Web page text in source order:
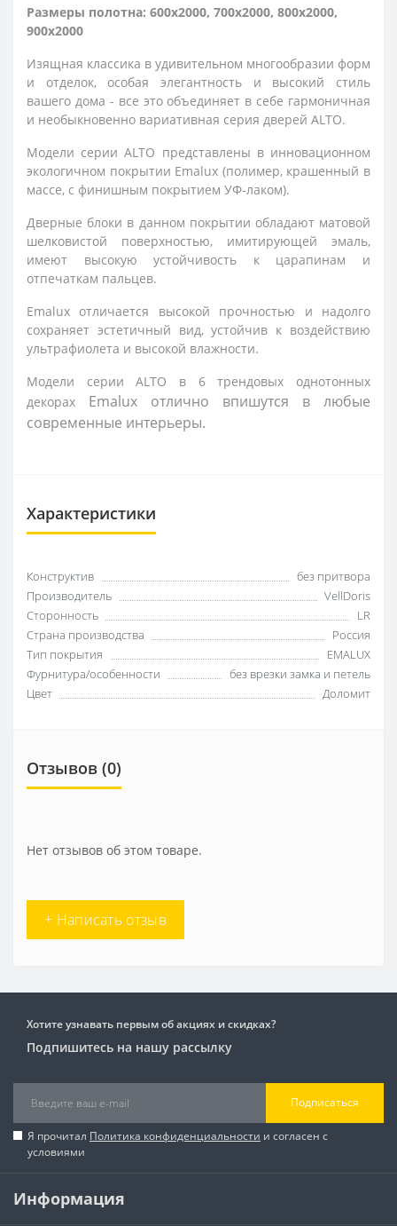
Размеры полотна: 600x2000, 700x2000, 800x2000,
900x2000
Изящная классика в удивительном многообразии форм
и отделок, особая элегантность и высокий стиль
вашего дома - все это объединяет в себе гармоничная
и необыкновенно вариативная серия дверей ALTO.
Модели серии ALTO представлены в инновационном
экологичном покрытии Emalux (полимер, крашенный в
массе, с финишным покрытием УФ-лаком).
Дверные блоки в данном покрытии обладают матовой
шелковистой поверхностью, имитирующей эмаль,
имеют высокую устойчивость к царапинам и
отпечаткам пальцев.
Emalux отличается высокой прочностью и надолго
сохраняет эстетичный вид, устойчив к воздействию
ультрафиолета и высокой влажности.
Модели серии ALTO в 6 трендовых однотонных
декорах
Emalux отлично впишутся в любые
современные интерьеры.
Характеристики
Конструктив
без притвора
Производитель
VellDoris
Сторонность
LR
Страна производства
Россия
Тип покрытия
EMALUX
Фурнитура/особенности
без врезки замка и петель
Цвет
Доломит
Отзывов (0)
Нет отзывов об этом товаре.
+ Написать отзыв
Хотите узнавать первым об акциях и скидках?
Подпишитесь на нашу рассылку
Подписаться
Я прочитал Политика конфиденциальности и согласен с
условиями
Информация